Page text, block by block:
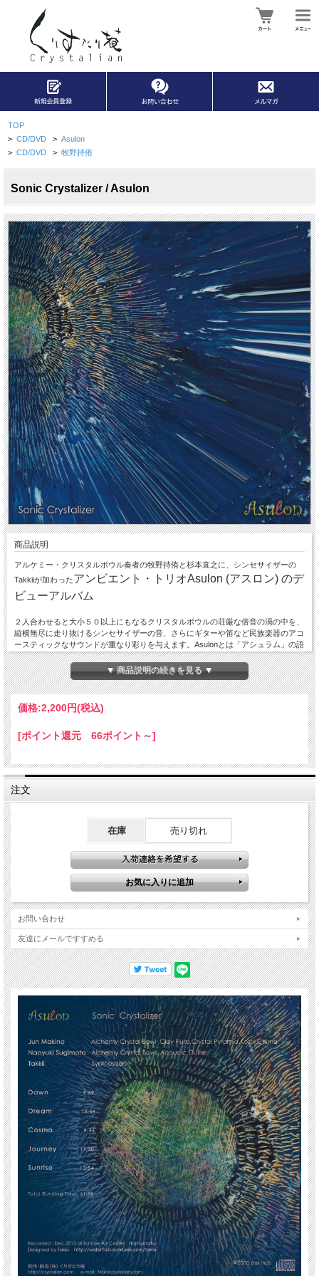
TOP
> CD/DVD > Asulon
> CD/DVD > 牧野持侑
Sonic Crystalizer / Asulon
商品説明
アルケミー・クリスタルボウル奏者の牧野持侑と杉本直之に、シンセサイザーの
Takkiiが加わったアンビエント・トリオAsulon (アスロン) のデ
ビューアルバム
２人合わせると大小５０以上にもなるクリスタルボウルの荘厳な倍音の渦の中を、
縦横無尽に走り抜けるシンセサイザーの音、さらにギターや笛など民族楽器のアコ
ースティックなサウンドが重なり彩りを与えます。Asulonとは「アシュラム」の語
源ともなるギリシャ語で「侵すことのできない神聖な場所」「俗世の影響力が一切
及ばない聖域」を意味する言葉で、聴くものを異次元の空間へと次元上昇するよう
な壮大なハーモニック・サウンド・ジャーニーへといざないます。
▼ 商品説明の続きを見る ▼
価格:2,200円(税込)
[ポイント還元 66ポイント～]
注文
在庫 売り切れ
お問い合わせ
友達にメールですすめる